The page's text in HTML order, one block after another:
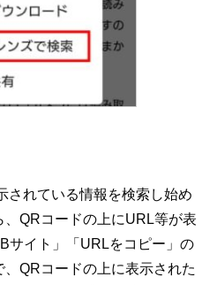
されている情報を検索し始め
、QRコードの上にURL等が表
サイト」「URLをコピー」の
、QRコードの上に表示された